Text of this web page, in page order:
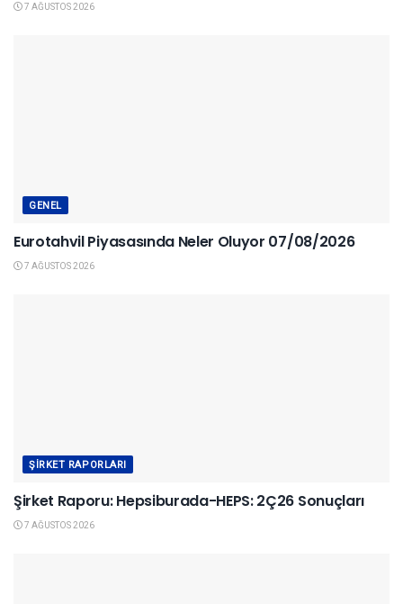
7 AĞUSTOS 2026
GENEL
Eurotahvil Piyasasında Neler Oluyor 07/08/2026
7 AĞUSTOS 2026
ŞIRKET RAPORLARI
Şirket Raporu: Hepsiburada-HEPS: 2Ç26 Sonuçları
7 AĞUSTOS 2026